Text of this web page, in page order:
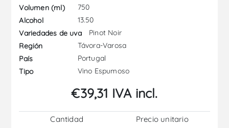
Volumen (ml)
750
Alcohol
13.50
Variedades de uva
Pinot Noir
Región
Távora-Varosa
País
Portugal
Tipo
Vino Espumoso
€39,31 IVA incl.
Cantidad
Precio unitario